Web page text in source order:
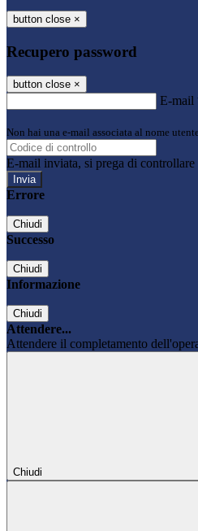
button close ×
Recupero password
button close ×
E-mail
Non hai una e-mail associata al nome
E-mail inviata, si prega di controllare
Errore
Chiudi
Successo
Chiudi
Informazione
Chiudi
Attendere...
Attendere il completamento
Chiudi